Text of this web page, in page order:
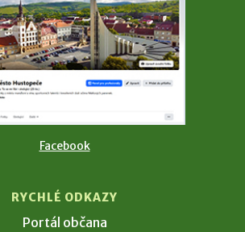
Facebook
RYCHLÉ ODKAZY
Portál občana